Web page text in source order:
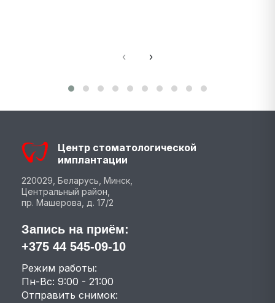
‹ ›
Центр стоматологической
имплантации
220029, Беларусь, Минск,
Центральный район,
пр. Машерова, д. 17/2
Запись на приём:
+375 44 545-09-10
Режим работы:
Пн-Вс: 9:00 - 21:00
Отправить снимок: